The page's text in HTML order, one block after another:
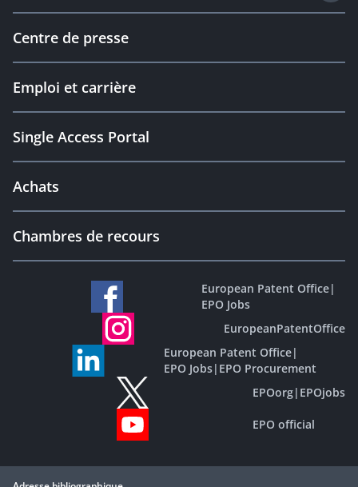
Centre de presse
Emploi et carrière
Single Access Portal
Achats
Chambres de recours
European Patent Office|
EPO Jobs
EuropeanPatentOffice
European Patent Office|
EPO Jobs| EPO Procurement
EPOorg| EPOjobs
EPO official